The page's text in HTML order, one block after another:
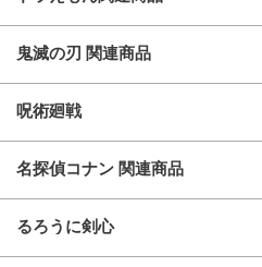
鬼滅の刃 関連商品
呪術廻戦
名探偵コナン 関連商品
るろうに剣心